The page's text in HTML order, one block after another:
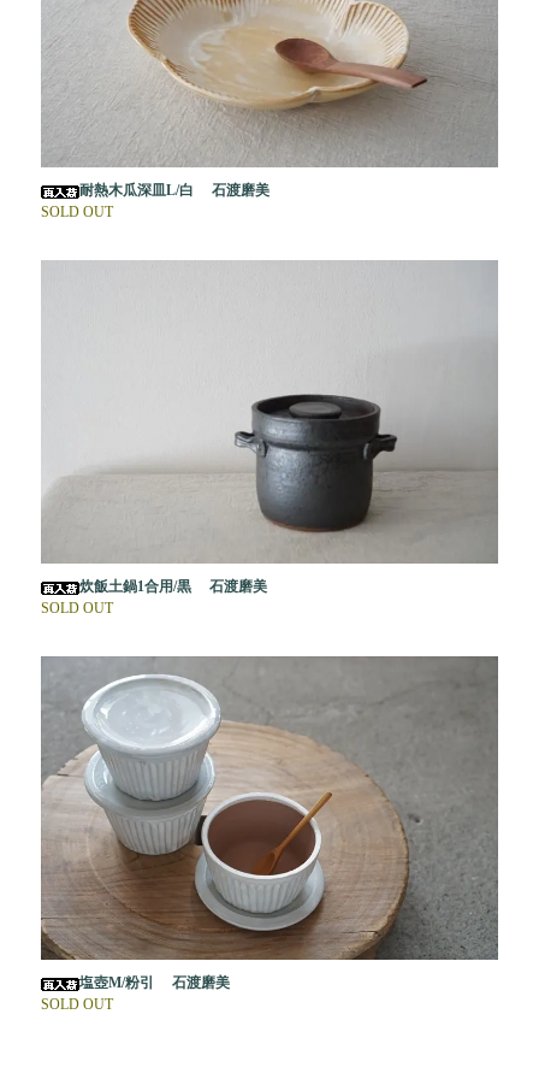
耐熱木瓜深皿L/白 石渡磨美
SOLD OUT
炊飯土鍋1合用/黒 石渡磨美
SOLD OUT
塩壺M/粉引 石渡磨美
SOLD OUT